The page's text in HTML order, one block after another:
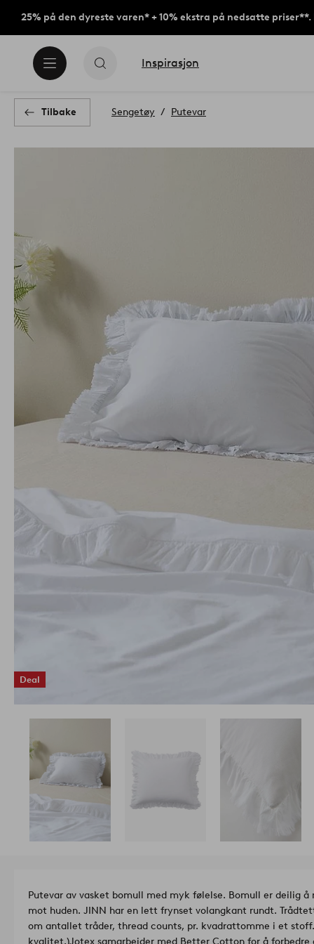
25% på den dyreste varen* + 10% ekstra på nedsatte priser**.
Inspirasjon
Tilbake Sengetøy Putevar
Deal
Putevar av vasket bomull med myk følelse. Bomull er deilig å
mot huden. JINN har en lett frynset volangkant rundt.
om antallet tråder, thread counts, pr. kvadrattomme i et
kvalitet.)Jotex samarbeider med Better Cotton for å